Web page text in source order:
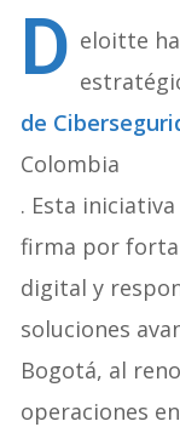
D eloitte
de
Colombia
. Esta
firma por
digital y
soluciones
Bogotá, al
operaciones